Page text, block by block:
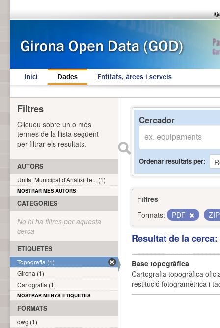
Inici Dades Entitats, àrees i serveis
Cercador
Ordenar resultats per
Filtres
Formats:
PDF
Resultat de la
Base topogràfica
Cartografia topogràfica
restitució fotogramètrica i
Filtres
Cliqueu sobre un o més
termes de la llista següent
per filtrar els resultats.
AUTORS
Unitat Municipal d'Anàlisi Te... (1)
MOSTRAR MÉS AUTORS
CATEGORIES
No hi ha filtres per aquesta
cerca
ETIQUETES
Topografia (1)
Girona (1)
Cartografia (1)
MOSTRAR MENYS ETIQUETES
FORMATS
dwg (1)